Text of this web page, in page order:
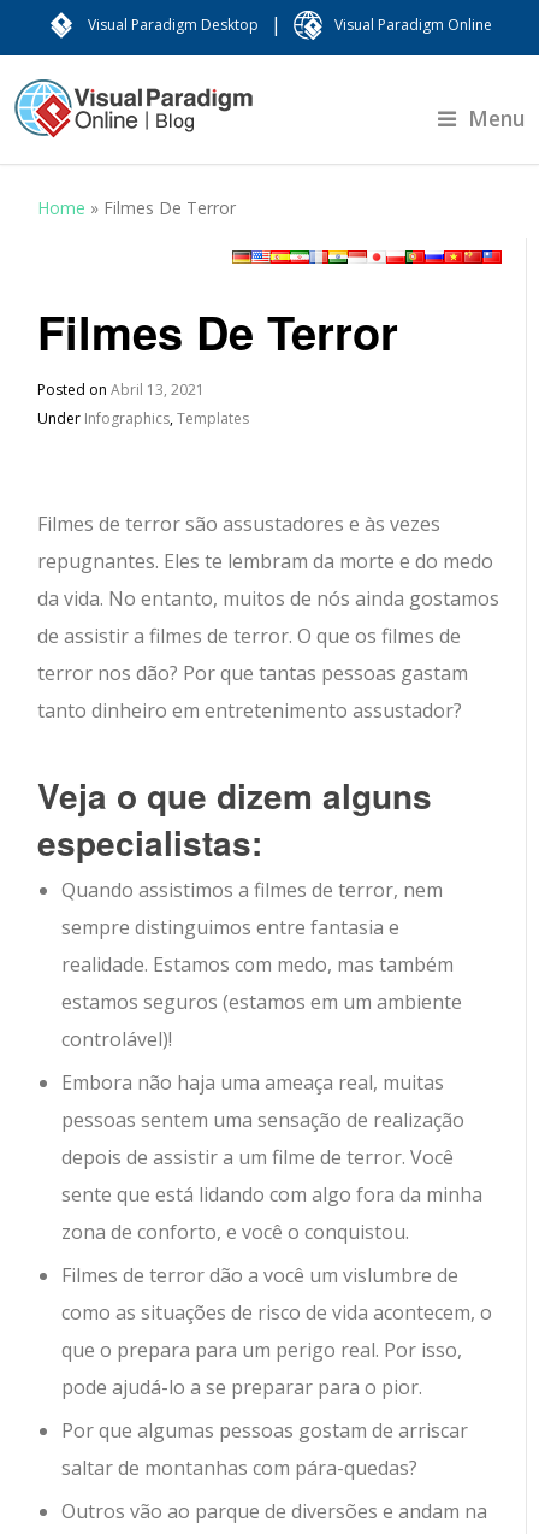
Visual Paradigm Desktop | Visual Paradigm Online
Menu
Home » Filmes De Terror
Filmes De Terror
Posted onAbril 13, 2021
Under Infographics,Templates
Filmes de terror são assustadores e às vezes
repugnantes. Eles te lembram da morte e do medo
da vida. No entanto, muitos de nós ainda gostamos
de assistir a filmes de terror. O que os filmes de
terror nos dão? Por que tantas pessoas gastam
tanto dinheiro em entretenimento assustador?
Veja o que dizem alguns
especialistas:
Quando assistimos a filmes de terror, nem
sempre distinguimos entre fantasia e
realidade. Estamos com medo, mas também
estamos seguros (estamos em um ambiente
controlável)!
Embora não haja uma ameaça real, muitas
pessoas sentem uma sensação de realização
depois de assistir a um filme de terror. Você
sente que está lidando com algo fora da minha
zona de conforto, e você o conquistou.
Filmes de terror dão a você um vislumbre de
como as situações de risco de vida acontecem, o
que o prepara para um perigo real. Por isso,
pode ajudá-lo a se preparar para o pior.
Por que algumas pessoas gostam de arriscar
saltar de montanhas com pára-quedas?
Outros vão ao parque de diversões e andam na